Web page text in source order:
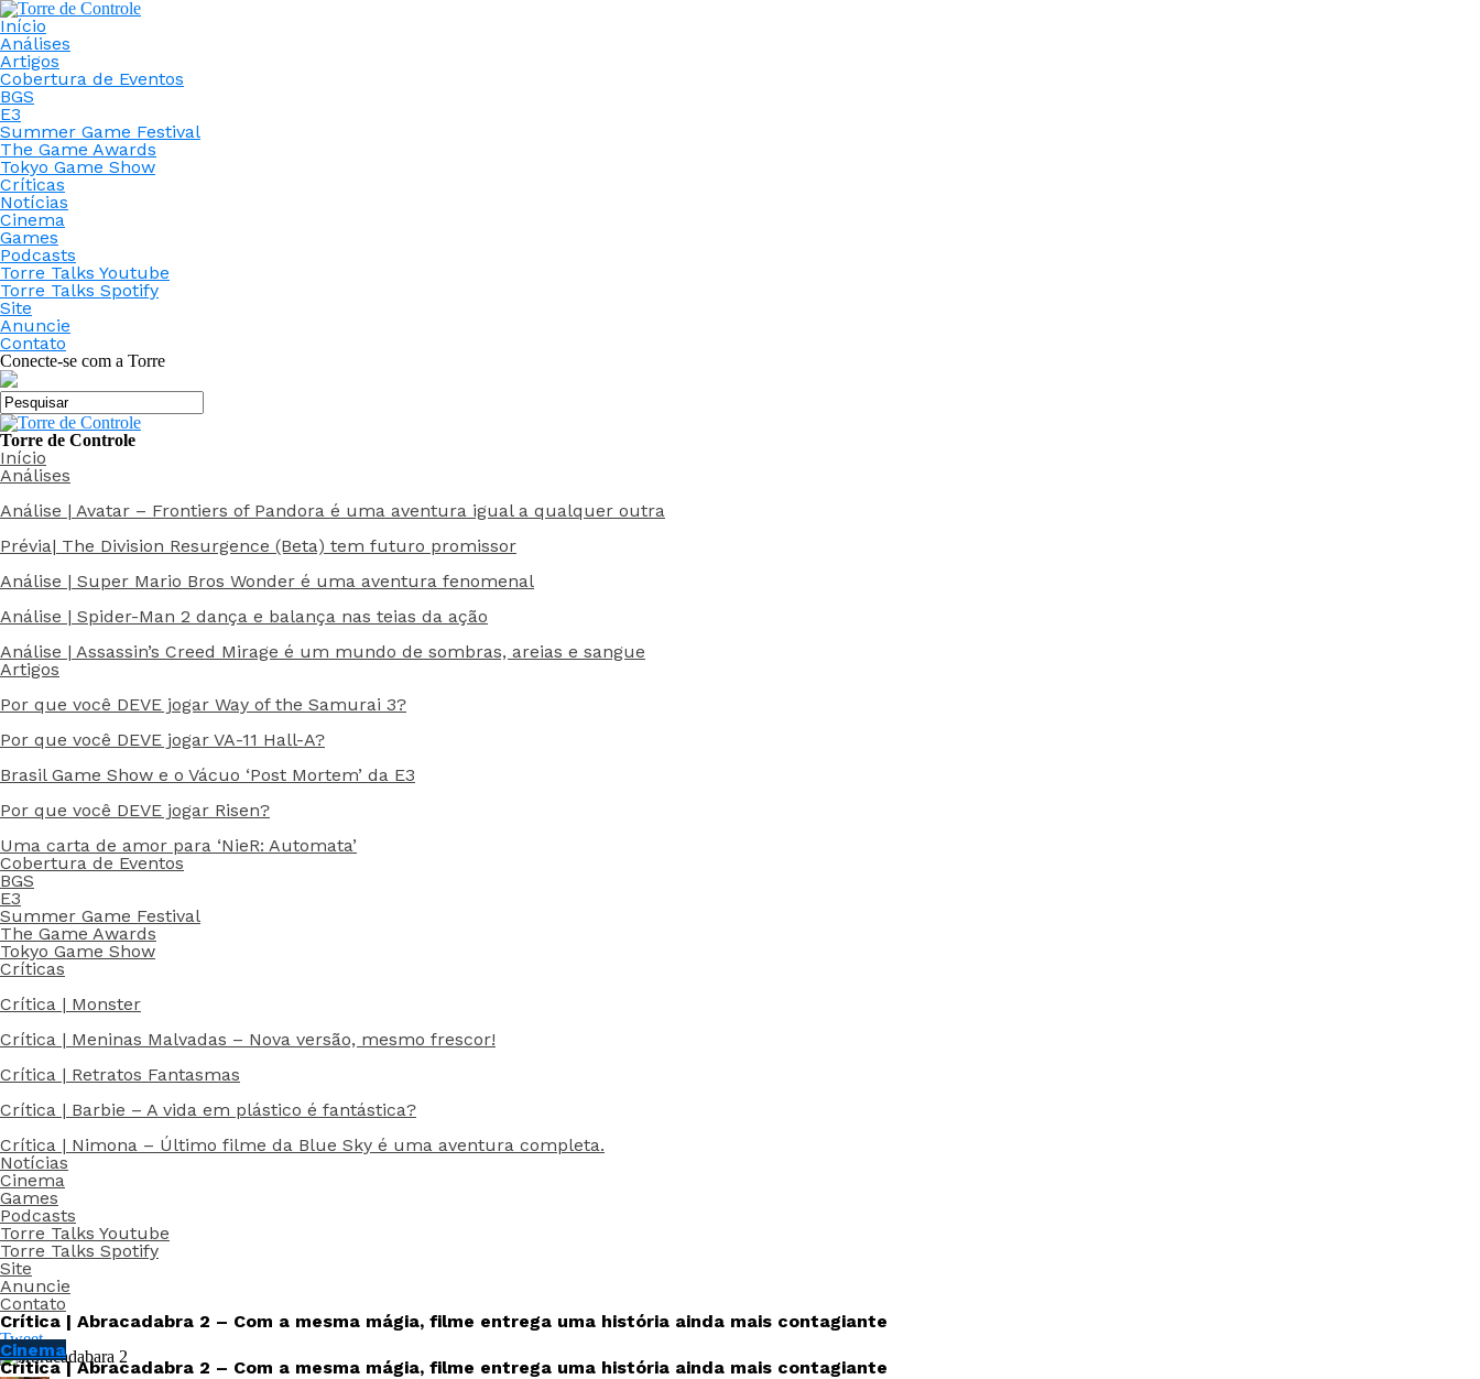
Início
Análises
Artigos
Cobertura de Eventos
BGS
E3
Summer Game Festival
The Game Awards
Tokyo Game Show
Críticas
Notícias
Cinema
Games
Podcasts
Torre Talks Youtube
Torre Talks Spotify
Site
Anuncie
Contato
Conecte-se com a Torre
Torre de Controle
Início
Análises
Análise | Avatar – Frontiers of Pandora é uma aventura igual a qualquer outra
Prévia| The Division Resurgence (Beta) tem futuro promissor
Análise | Super Mario Bros Wonder é uma aventura fenomenal
Análise | Spider-Man 2 dança e balança nas teias da ação
Análise | Assassin’s Creed Mirage é um mundo de sombras, areias e sangue
Artigos
Por que você DEVE jogar Way of the Samurai 3?
Por que você DEVE jogar VA-11 Hall-A?
Brasil Game Show e o Vácuo ‘Post Mortem’ da E3
Por que você DEVE jogar Risen?
Uma carta de amor para ‘NieR: Automata’
Cobertura de Eventos
BGS
E3
Summer Game Festival
The Game Awards
Tokyo Game Show
Críticas
Crítica | Monster
Crítica | Meninas Malvadas – Nova versão, mesmo frescor!
Crítica | Retratos Fantasmas
Crítica | Barbie – A vida em plástico é fantástica?
Crítica | Nimona – Último filme da Blue Sky é uma aventura completa.
Notícias
Cinema
Games
Podcasts
Torre Talks Youtube
Torre Talks Spotify
Site
Anuncie
Contato
Crítica | Abracadabra 2 – Com a mesma mágia, filme entrega uma história ainda mais contagiante
Tweet
Cinema
Crítica | Abracadabra 2 – Com a mesma mágia, filme entrega uma história ainda mais contagiante